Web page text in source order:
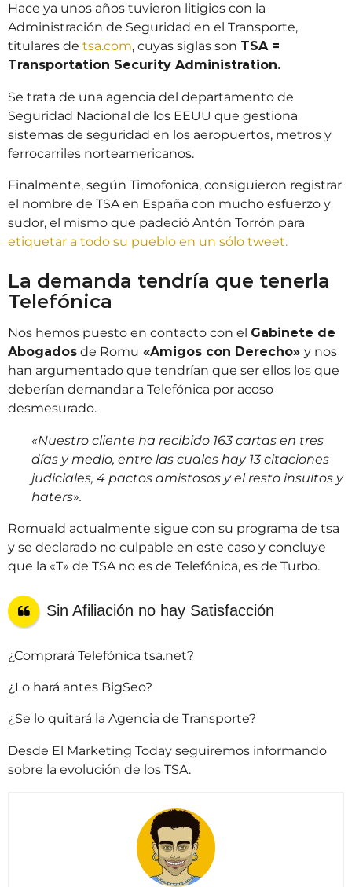
Hace ya unos años tuvieron litigios con la
Administración de Seguridad en el Transporte,
titulares de tsa.com, cuyas siglas son TSA =
Transportation Security Administration.
Se trata de una agencia del departamento de
Seguridad Nacional de los EEUU que gestiona
sistemas de seguridad en los aeropuertos, metros y
ferrocarriles norteamericanos.
Finalmente, según Timofonica, consiguieron registrar
el nombre de TSA en España con mucho esfuerzo y
sudor, el mismo que padeció Antón Torrón para
etiquetar a todo su pueblo en un sólo tweet.
La demanda tendría que tenerla
Telefónica
Nos hemos puesto en contacto con el Gabinete de
Abogados de Romu «Amigos con Derecho» y nos
han argumentado que tendrían que ser ellos los que
deberían demandar a Telefónica por acoso
desmesurado.
«Nuestro cliente ha recibido 163 cartas en tres
días y medio, entre las cuales hay 13 citaciones
judiciales, 4 pactos amistosos y el resto insultos y
haters».
Romuald actualmente sigue con su programa de tsa
y se declarado no culpable en este caso y concluye
que la «T» de TSA no es de Telefónica, es de Turbo.
Sin Afiliación no hay Satisfacción
¿Comprará Telefónica tsa.net?
¿Lo hará antes BigSeo?
¿Se lo quitará la Agencia de Transporte?
Desde El Marketing Today seguiremos informando
sobre la evolución de los TSA.